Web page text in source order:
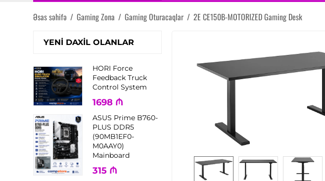
Əsas səhifə / Gaming Zona / Gaming Oturacaqlar / 2E CE150B-MOTORIZED Gaming Desk
YENI DAXIL OLANLAR
HORI Force
Feedback Truck
Control System
1698 ₼
ASUS Prime B760-
PLUS DDR5
(90MB1EF0-
M0AAY0)
Mainboard
315 ₼